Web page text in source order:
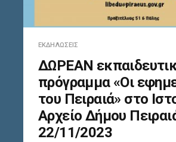
ΕΚΔΗΛΏΣΕΙΣ
ΔΩΡΕΑΝ
πρόγραμμα «Οι
του Πειραιά» στο
Αρχείο Δήμου
22/11/2023